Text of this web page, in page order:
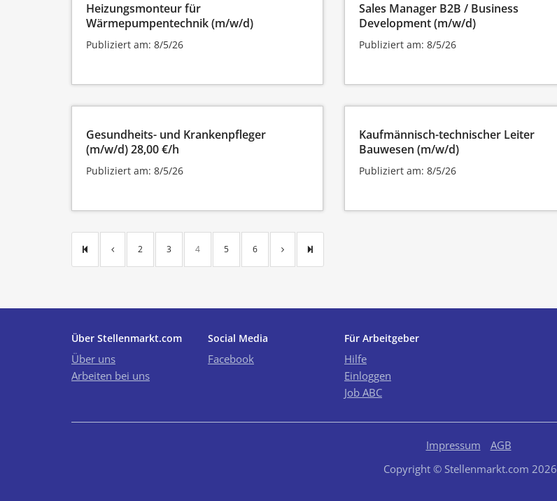
Heizungsmonteur für
Wärmepumpentechnik (m/w/d)
Publiziert am: 8/5/26
Sales Manager B2B / Business
Development (m/w/d)
Publiziert am: 8/5/26
Gesundheits- und Krankenpfleger
(m/w/d) 28,00 €/h
Publiziert am: 8/5/26
Kaufmännisch-technischer Leiter
Bauwesen (m/w/d)
Publiziert am: 8/5/26
2 3 4 5 6
Über Stellenmarkt.com
Über uns
Arbeiten bei uns
Social Media
Facebook
Für Arbeitgeber
Hilfe
Einloggen
Job ABC
Impressum
AGB
Copyright © Stellenmarkt.com 2026